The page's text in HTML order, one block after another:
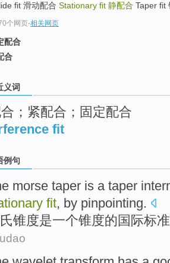
fit 滑动配合 Stationary fit 静配合 Taper fit
个网页-相关网页
配合
合
义词
；紧配合；固定配合
fit
例句
morse taper is ataper
fit, by pinpointing.
锥度是一个锥度的 国际标准